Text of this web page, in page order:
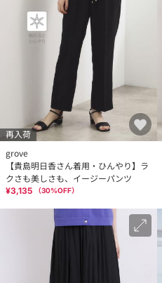
再入荷
grove
【貴島明日香さん着用・ひんやり】ラ
クさも美しさも、イージーパンツ
¥3,135 （30%OFF）